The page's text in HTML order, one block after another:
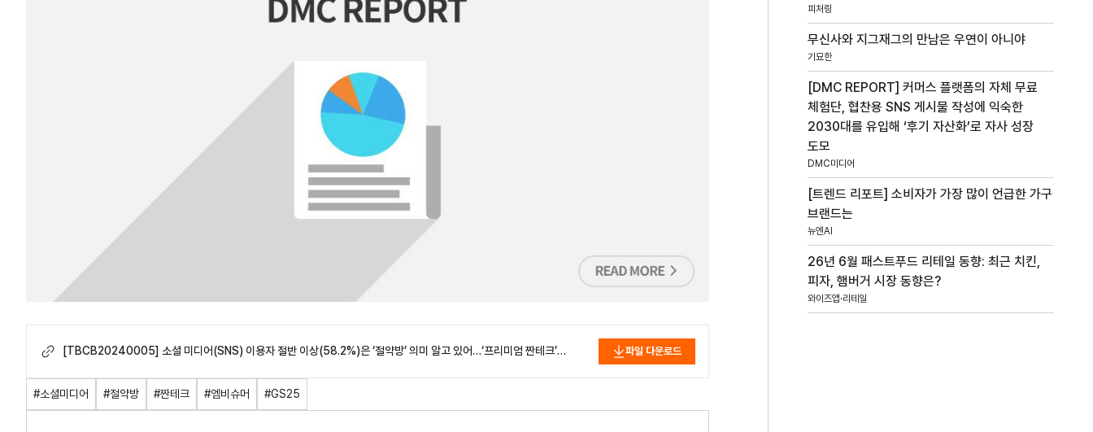
[TBCB20240005] 소셜 미디어(SNS) 이용자 절반 이상(58.2%)은 ‘절약방’ 의미 알고 있어…‘프리미엄 짠테크’
파일 다운로드
#소셜미디어 #절약방 #짠테크 #엠비슈머 #GS25
피처링
무신사와 지그재그의 만남은 우연이 아니야
기묘한
[DMC REPORT] 커머스 플랫폼의 자체 무료
체험단, 협찬용 SNS 게시물 작성에 익숙한
2030대를 유입해 ‘후기 자산화’로 자사 성장
도모
DMC미디어
[트렌드 리포트] 소비자가 가장 많이 언급한 가구
브랜드는
뉴엔AI
26년 6월 패스트푸드 리테일 동향: 최근 치킨,
피자, 햄버거 시장 동향은?
와이즈앱·리테일